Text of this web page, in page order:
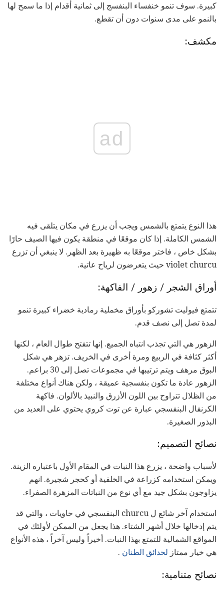
كبيرة. سوف تنمو خنفساء البنفسج إلى ثمانية أقدام إذا ما سمح لها
بالنمو على مدى سنوات دون أن تقطع.
مكشف:
ad
هذا النوع يتمتع بالشمس ويجب أن يزرع في مكان يتلقى فيه
الشمس الكاملة. إذا كان موقعًا في منطقة يكون فيها الصيف حارًا
بشكل خاص ، فاختر موقعًا به ظهيرة بعد الظهر. لا ينبغي أن تزرع
violet churcu حيث يتعرضون لرياح عاتية.
أوراق الشجر / زهور / الفاكهة:
تتمتع فيوليت تشوركو بأوراق مخملية رمادية خضراء كبيرة تنمو
لمدة تصل إلى نصف قدم.
الزهور هي التي تجذب انتباه الجميع. إنها تتفتح طوال العام ، لكنها
أكثر كثافة في الربيع ومرة ​​أخرى في الخريف. تزهر هي شكل
البوق مرهف ويتم ترتيبها في مجموعات تصل إلى 30 براعم.
الزهور عادة ما تكون بنفسجية عميقة ، ولكن هناك أنواع مختلفة
من الظلال تتراوح بين اللون الأزرق والنبيذ بالألوان. فاكهة
الكرنفال البنفسجي عبارة عن توت كروي يحتوي على العديد من
البذور الصغيرة.
نصائح التصميم:
لأسباب واضحة ، يزرع هذا النبات في المقام الأول باعتباره الزينة.
ويمكن استخدامه كزراعة في الخلفية أو كحجر شجيرة. انهم
يزاوجون بشكل جيد مع أي نوع من النباتات المزهرة الصفراء.
استخدام آخر شائع ل churcu البنفسجي في حاويات ، والتي قد
يتم إدخالها خلال أشهر الشتاء. هذا يجعل من الممكن لأولئك في
المواقع الشمالية للتمتع بهذا النبات. أخيراً وليس آخراً ، هذه الأنواع
هي خيار ممتاز لحدائق الطنان .
نصائح متنامية: